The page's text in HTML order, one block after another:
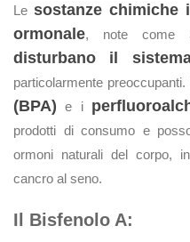
Le sostanze chimiche
ormonale, note come
disturbano il
particolarmente
(BPA) e i
prodotti di consumo e
ormoni naturali del corpo,
cancro al seno.
Il Bisfenolo A: